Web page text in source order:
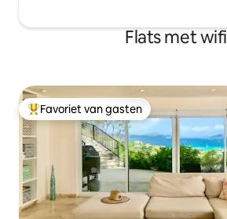
Flats met wifi
Topfavoriet van gasten
Favoriet van gasten